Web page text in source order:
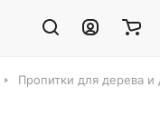
Пропитки для дерева